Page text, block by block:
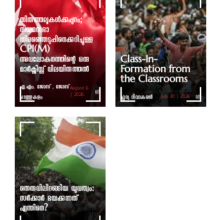
തിരുത്തലുകൾക്കപ്പുറം;
നിയമസഭാ
തിരഞ്ഞെടുപ്പിനെക്കുറിച്ചുള്ള
CPI(M)
അവലോകനത്തിന്റെ ഒരു
മാർക്സിസ്റ്റ് വിലയിരുത്തൽ
എ.എം. ജോസ് , ജോസ്
ചാത്തുകുളം
August 6
| 2026
Class-In-
Formation from
the Classrooms
ഹൃദ്യ ദിവാകരൻ July 30 | 2026
തെരുവിലിറങ്ങിയ യുവത്വം:
സർക്കാർ ഭയക്കുന്നത്
എന്തിനെ?